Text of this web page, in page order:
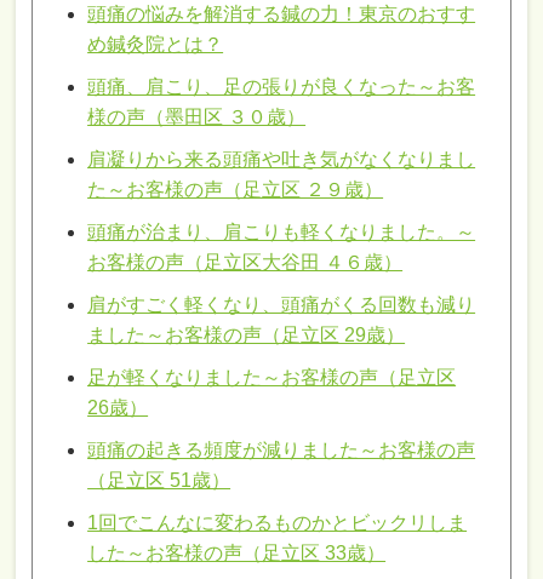
頭痛の悩みを解消する鍼の力！東京のおすす
め鍼灸院とは？
頭痛、肩こり、足の張りが良くなった～お客
様の声（墨田区 ３０歳）
肩凝りから来る頭痛や吐き気がなくなりまし
た～お客様の声（足立区 ２９歳）
頭痛が治まり、肩こりも軽くなりました。～
お客様の声（足立区大谷田 ４６歳）
肩がすごく軽くなり、頭痛がくる回数も減り
ました～お客様の声（足立区 29歳）
足が軽くなりました～お客様の声（足立区
26歳）
頭痛の起きる頻度が減りました～お客様の声
（足立区 51歳）
1回でこんなに変わるものかとビックリしま
した～お客様の声（足立区 33歳）